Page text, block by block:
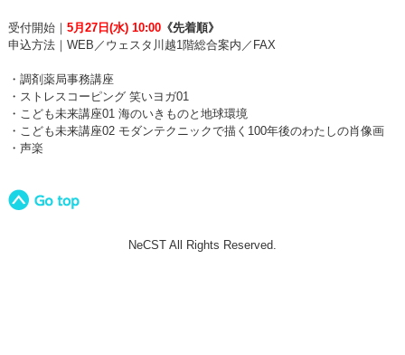
受付開始｜ 5月27日(水) 10:00《先着順》
申込方法｜WEB／ウェスタ川越1階総合案内／FAX
・調剤薬局事務講座
・ストレスコーピング 笑いヨガ01
・こども未来講座01 海のいきものと地球環境
・こども未来講座02 モダンテクニックで描く100年後のわたしの肖像画
・声楽
NeCST All Rights Reserved.